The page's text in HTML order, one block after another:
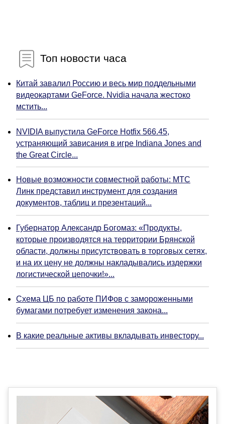
Топ новости часа
Китай завалил Россию и весь мир поддельными
видеокартами GeForce. Nvidia начала жестоко
мстить...
NVIDIA выпустила GeForce Hotfix 566.45,
устраняющий зависания в игре Indiana Jones and
the Great Circle...
Новые возможности совместной работы: МТС
Линк представил инструмент для создания
документов, таблиц и презентаций...
Губернатор Александр Богомаз: «Продукты,
которые производятся на территории Брянской
области, должны присутствовать в торговых сетях,
и на их цену не должны накладывались издержки
логистической цепочки!»...
Схема ЦБ по работе ПИФов с замороженными
бумагами потребует изменения закона...
В какие реальные активы вкладывать инвестору...